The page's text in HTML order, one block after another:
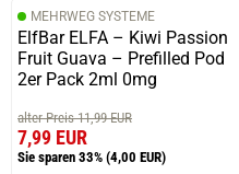
MEHRWEG SYSTEME
ElfBar ELFA – Kiwi Passion
Fruit Guava – Prefilled Pod
2er Pack 2ml 0mg
alter Preis 11,99 EUR
7,99 EUR
Sie sparen 33% (4,00 EUR)